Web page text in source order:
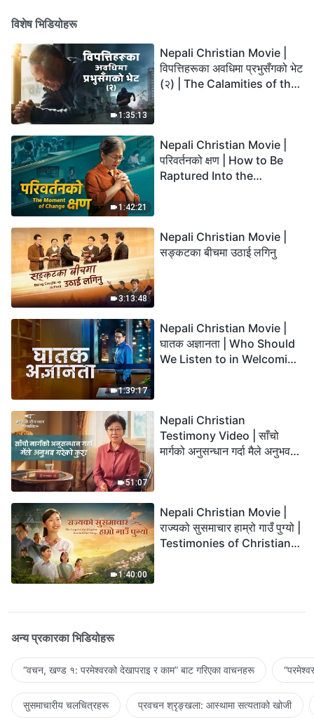
विशेष भिडियोहरू
1:35:13
Nepali Christian Movie |
विपत्तिहरूका अवधिमा प्रभुसँगको भेट
(२) | The Calamities of the
1:42:21
Nepali Christian Movie |
परिवर्तनको क्षण | How to Be
Raptured Into the
3:13:48
Nepali Christian Movie |
सङ्कटका बीचमा उठाई लगिनु
1:39:17
Nepali Christian Movie |
घातक अज्ञानता | Who Should
We Listen to in Welcoming
51:07
Nepali Christian
Testimony Video | साँचो
मार्गको अनुसन्धान गर्दा मैले अनुभव
1:40:00
Nepali Christian Movie |
राज्यको सुसमाचार हाम्रो गाउँ पुग्यो |
Testimonies of Christians
अन्य प्रकारका भिडियोहरू
“वचन, खण्ड १: परमेश्‍वरको देखापराइ र काम” बाट गरिएका वाचनहरू
सुसमाचारीय चलचित्रहरू प्रवचन श्रृङ्खला: आस्थामा सत्यताको खोजी